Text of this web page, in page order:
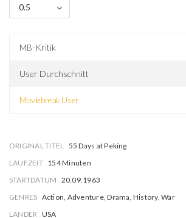
0.5
MB-Kritik
User Durchschnitt
Moviebreak User
ORIGINAL TITEL 55 Days at Peking
LAUFZEIT 154 Minuten
STARTDATUM 20.09.1963
GENRES Action, Adventure, Drama, History, War
LÄNDER USA